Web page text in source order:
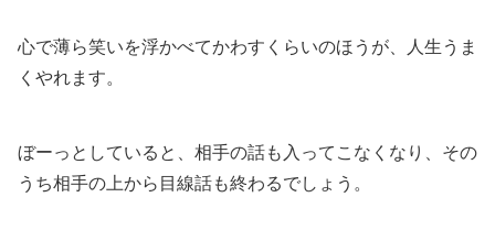
心で薄ら笑いを浮かべてかわすくらいのほうが、人生うま
くやれます。
ぼーっとしていると、相手の話も入ってこなくなり、その
うち相手の上から目線話も終わるでしょう。